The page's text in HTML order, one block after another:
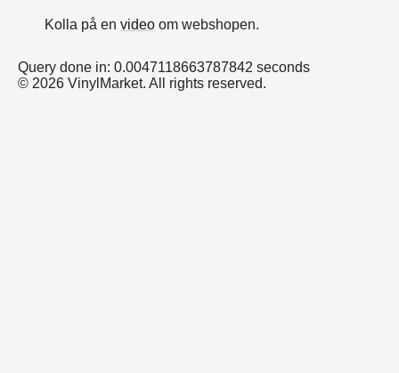
Kolla på en video om webshopen.
Query done in: 0.0047118663787842 seconds
© 2026 VinylMarket. All rights reserved.